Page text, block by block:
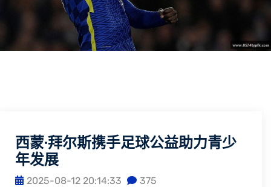
西蒙·拜尔斯携手足球公益助力青少
年发展
2025-08-12 20:14:33
375